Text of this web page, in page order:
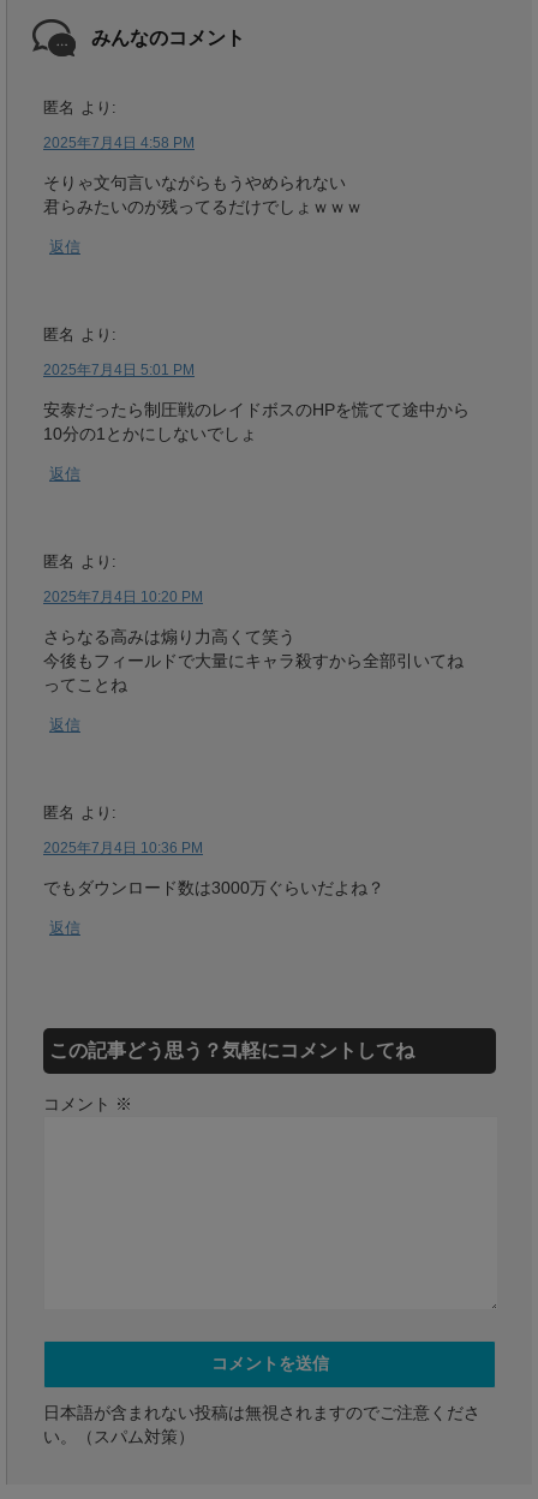
みんなのコメント
匿名 より:
2025年7月4日 4:58 PM
そりゃ文句言いながらもうやめられない
君らみたいのが残ってるだけでしょｗｗｗ
返信
匿名 より:
2025年7月4日 5:01 PM
安泰だったら制圧戦のレイドボスのHPを慌てて途中から
10分の1とかにしないでしょ
返信
匿名 より:
2025年7月4日 10:20 PM
さらなる高みは煽り力高くて笑う
今後もフィールドで大量にキャラ殺すから全部引いてね
ってことね
返信
匿名 より:
2025年7月4日 10:36 PM
でもダウンロード数は3000万ぐらいだよね？
返信
この記事どう思う？気軽にコメントしてね
コメント ※
日本語が含まれない投稿は無視されますのでご注意くださ
い。（スパム対策）